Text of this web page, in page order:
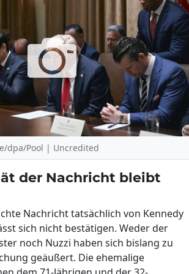
dpa/Pool | Uncredited
der Nachricht bleibt
Nachricht tatsächlich von Kennedy
sich nicht bestätigen. Weder der
noch Nuzzi haben sich bislang zu
geäußert. Die ehemalige